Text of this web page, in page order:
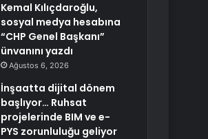
Kemal Kılıçdaroğlu,
sosyal medya hesabına
“CHP Genel Başkanı”
ünvanını yazdı
Ağustos 6, 2026
İnşaatta dijital dönem
başlıyor… Ruhsat
projelerinde BIM ve e-
PYS zorunluluğu geliyor